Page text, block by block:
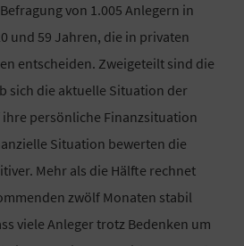
von 1.005 Anlegern in
und 59 Jahren, die in privaten
entscheiden. Zweigeteilt sind die
sich die aktuelle Situation der
persönliche Finanzsituation
Situation bewerten die
Mehr als die Hälfte rechnet
zwölf Monaten stabil
viele Anleger trotz Bedenken um